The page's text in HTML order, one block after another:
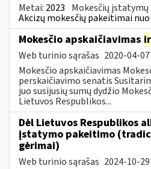
Metai: 2023 Mokesčių
Akcizų mokesčių pakeitimai nuo
Mokesčio apskaičiavimas ir
Web turinio sąrašas 2020-04-07
Mokesčio apskaičiavimas
perskaičiavimo senatis
juo susijusių sumų dydžio
Lietuvos Respublikos...
Dėl Lietuvos Respublikos
įstatymo pakeitimo
gėrimai)
Web turinio sąrašas 2024-10-29